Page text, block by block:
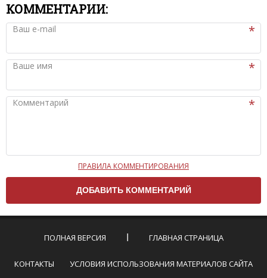
КОММЕНТАРИИ:
Ваш e-mail
Ваше имя
Комментарий
Чтобы ваш комментарий был опубликован на сайте,
вам нужно придерживаться следующих правил:
Комментарий не может быть слишком
короткой — избегайте односложных и чисто
эмоциональных высказываний.
Не стоит отклоняться от предмета обсуждения.
Пожалуйста, не используйте в комментарие
ПРАВИЛА КОММЕНТИРОВАНИЯ
ПОЛНАЯ ВЕРСИЯ ГЛАВНАЯ СТРАНИЦА
КОНТАКТЫ УСЛОВИЯ ИСПОЛЬЗОВАНИЯ МАТЕРИАЛОВ САЙТА